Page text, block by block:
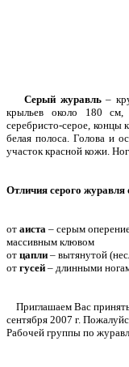
Серый журавль–
крыльев около 180
серебристо-серое, концы
белая полоса. Голова и
участок красной кожи.
Отличия серого журавля
от аиста – серым
массивным клювом
от цапли – вытянутой
от гусей – длинными
Приглашаем Вас
сентября 2007 г.
Рабочей группы по